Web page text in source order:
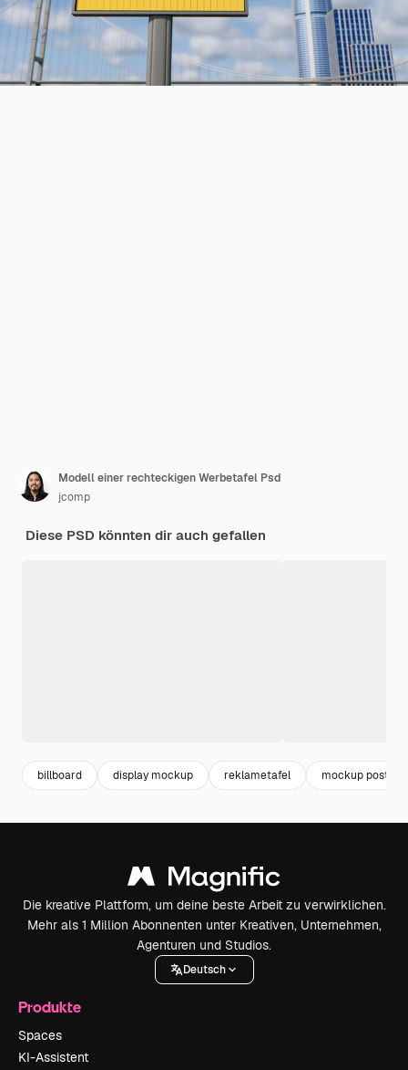
Modell einer rechteckigen Werbetafel Psd
jcomp
Diese PSD könnten dir auch gefallen
billboard display mockup reklametafel mockup poster
Die kreative Plattform, um deine beste Arbeit zu verwirklichen.
Mehr als 1 Million Abonnenten unter Kreativen, Unternehmen,
Agenturen und Studios.
Deutsch
Produkte
Spaces
KI-Assistent